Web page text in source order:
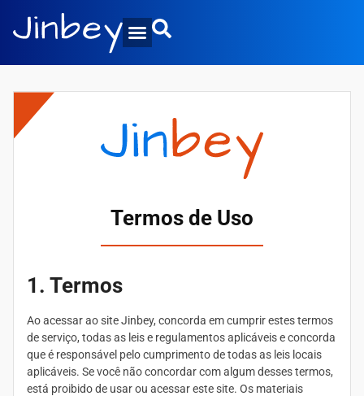
Termos de Uso
1. Termos
Ao acessar ao site Jinbey, concorda em cumprir estes termos
de serviço, todas as leis e regulamentos aplicáveis ​​e concorda
que é responsável pelo cumprimento de todas as leis locais
aplicáveis. Se você não concordar com algum desses termos,
está proibido de usar ou acessar este site. Os materiais